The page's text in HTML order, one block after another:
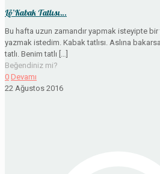
Lö’Kabak Tatlısı…
Bu hafta uzun zamandır yapmak isteyipte
yazmak istedim. Kabak tatlısı. Aslına
tatlı. Benim tatlı […]
Beğendiniz mi?
0 Devamı
22 Ağustos 2016